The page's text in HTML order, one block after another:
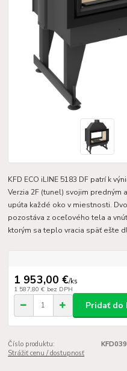
KFD ECO iLINE 5183 DF patrí k
Verzia 2F (tunel) svojim predným
upúta každé oko v miestnosti.
pozostáva z oceľového tela a
ktorým sa teplo vracia späť ešte
1 953,00 €/ks
1 587,80 € bez DPH
Pridať do
Číslo produktu:
Strážiť cenu / dostupnosť